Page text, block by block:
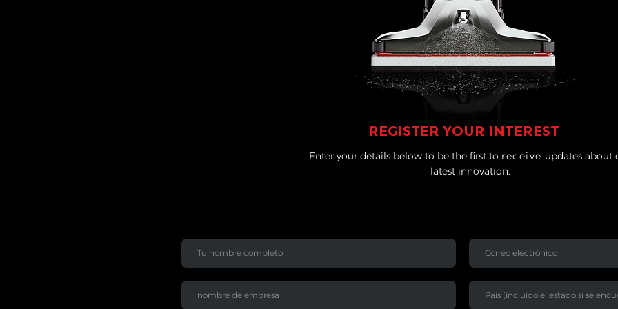
REGISTER YOUR INTEREST
Enter your details below to be the first to receive updates about
latest innovation.